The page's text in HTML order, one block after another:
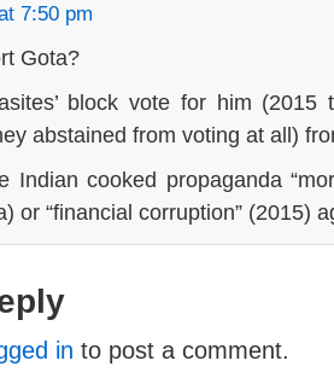
7:50 pm
Gota?
block vote for him (2015
abstained from voting at all)
Indian cooked propaganda
or “financial corruption” (2015)
in to post a comment.